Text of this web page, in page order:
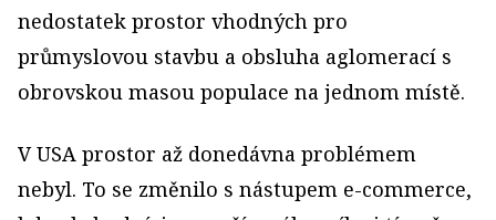
nedostatek prostor vhodných pro
průmyslovou stavbu a obsluha aglomerací s
obrovskou masou populace na jednom místě.
V USA prostor až donedávna problémem
nebyl. To se změnilo s nástupem e-commerce,